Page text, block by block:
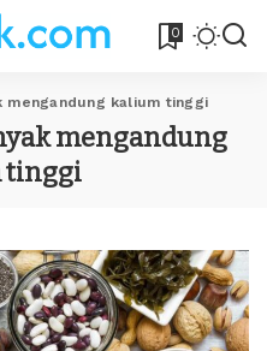
0
mengandung kalium tinggi
mengandung
tinggi